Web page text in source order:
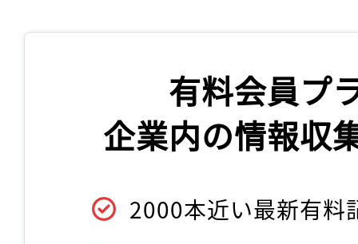
有料会員プ
企業内の情報収
2000本近い最新有料